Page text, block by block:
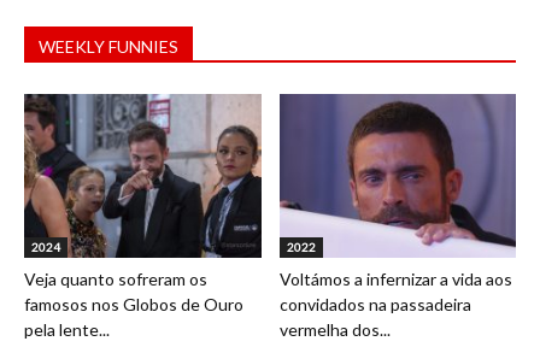
WEEKLY FUNNIES
2024
Veja quanto sofreram os
famosos nos Globos de Ouro
pela lente...
2022
Voltámos a infernizar a vida aos
convidados na passadeira
vermelha dos...